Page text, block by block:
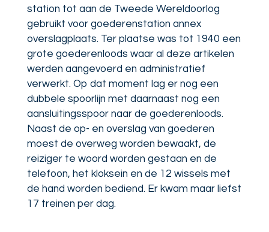
station tot aan de Tweede Wereldoorlog
gebruikt voor goederenstation annex
overslagplaats. Ter plaatse was tot 1940 een
grote goederenloods waar al deze artikelen
werden aangevoerd en administratief
verwerkt. Op dat moment lag er nog een
dubbele spoorlijn met daarnaast nog een
aansluitingsspoor naar de goederenloods.
Naast de op- en overslag van goederen
moest de overweg worden bewaakt, de
reiziger te woord worden gestaan en de
telefoon, het kloksein en de 12 wissels met
de hand worden bediend. Er kwam maar liefst
17 treinen per dag.